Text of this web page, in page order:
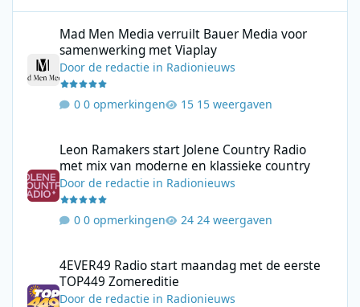
Mad Men Media verruilt Bauer Media voor
samenwerking met Viaplay
Doorde redactie in Radionieuws
0 opmerkingen 15 weergaven
Leon Ramakers start Jolene Country Radio
met mix van moderne en klassieke country
Doorde redactie in Radionieuws
0 opmerkingen 24 weergaven
4EVER49 Radio start maandag met de eerste
TOP449 Zomereditie
Doorde redactie in Radionieuws